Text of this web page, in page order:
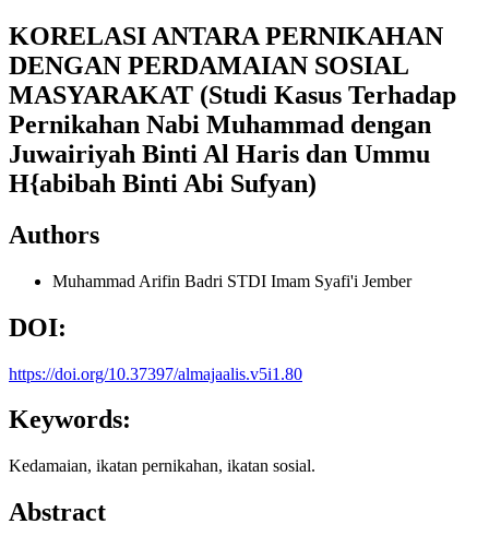
KORELASI ANTARA PERNIKAHAN
DENGAN PERDAMAIAN SOSIAL
MASYARAKAT (Studi Kasus Terhadap
Pernikahan Nabi Muhammad dengan
Juwairiyah Binti Al Haris dan Ummu
H{abibah Binti Abi Sufyan)
Authors
Muhammad Arifin Badri STDI Imam Syafi'i Jember
DOI:
https://doi.org/10.37397/almajaalis.v5i1.80
Keywords:
Kedamaian, ikatan pernikahan, ikatan sosial.
Abstract